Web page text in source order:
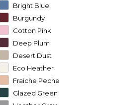
Bright Blue
Burgundy
Cotton Pink
Deep Plum
Desert Dust
Eco Heather
Fraiche Peche
Glazed Green